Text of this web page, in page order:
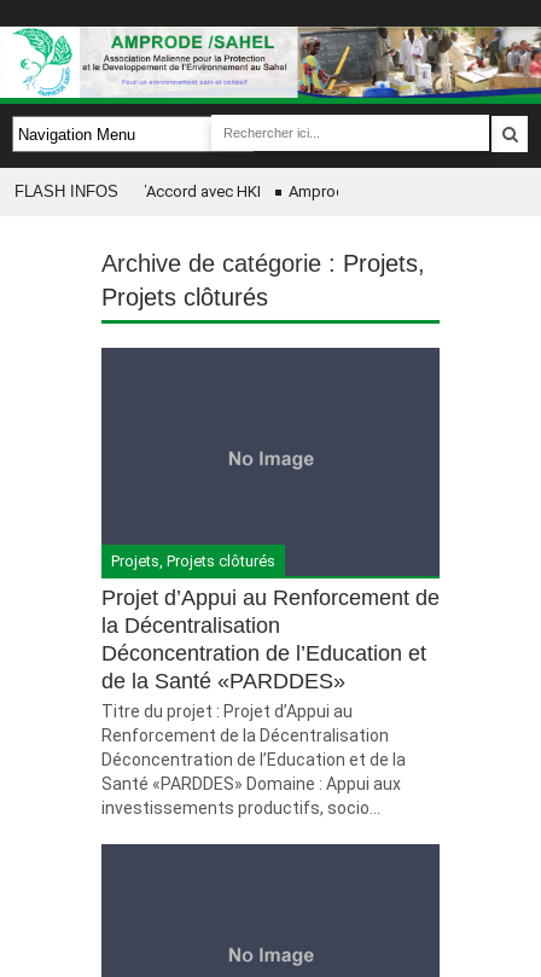
FLASH INFOS
de Protocol d’Accord avec HKI Amprode SAHEL célèbre chaque
des kits scolaires aux enfants par AMPRODE Sahel a GAO
Archive de catégorie : Projets,
Projets clôturés
Projets, Projets clôturés
Projet d’Appui au Renforcement de
la Décentralisation
Déconcentration de l’Education et
de la Santé «PARDDES»
Titre du projet : Projet d’Appui au
Renforcement de la Décentralisation
Déconcentration de l’Education et de la
Santé «PARDDES» Domaine : Appui aux
investissements productifs, socio...